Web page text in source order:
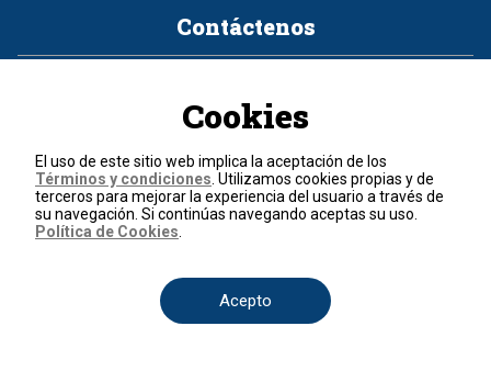
Contáctenos
Política de cookies
Términos y condiciones
© 2026, RCN Medios.
Todos los derechos reservados.
Cookies
El uso de este sitio web implica la aceptación de los
Términos y condiciones . Utilizamos cookies propias y de
terceros para mejorar la experiencia del usuario a través de
su navegación. Si continúas navegando aceptas su uso.
Política de Cookies
Acepto